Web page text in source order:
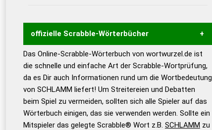
offizielle Scrabble-Wörterbücher
Wortwurzel liefert mit Hilfe eines semantischen
Wortanalyse-Algorithmus gute Anhaltspunkte zu
Wortbedeutung, Worttrennung und Wortform, um die
Gültigkeit eines Wortes für das Scrabble-Spiel zu
bestimmen! zugelassene Turnier Scrabble-
Wörterbücher sind:
Das Online-Scrabble-Wörterbuch von wortwurzel.de ist
die schnelle und einfache Art der Scrabble-Wortprüfung,
da es Dir auch Informationen rund um die Wortbedeutung
von SCHLAMM liefert! Um Streitereien und Debatten
beim Spiel zu vermeiden, sollten sich alle Spieler auf das
Wörterbuch einigen, das sie verwenden werden. Sollte ein
Mitspieler das gelegte Scrabble® Wort z.B. SCHLAMM zu